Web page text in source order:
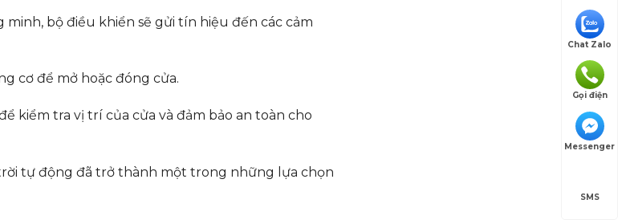
bộ điều khiển sẽ gửi tín hiệu đến các cảm
cơ để mở hoặc đóng cửa.
kiểm tra vị trí của cửa và đảm bảo an toàn cho
tự động đã trở thành một trong những lựa chọn
Chat Zalo
Gọi điện
Messenger
SMS